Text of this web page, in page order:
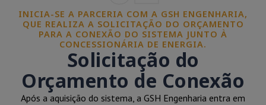
INICIA-SE A PARCERIA COM A GSH ENGENHARIA,
QUE REALIZA A SOLICITAÇÃO DO ORÇAMENTO
PARA A CONEXÃO DO SISTEMA JUNTO À
CONCESSIONÁRIA DE ENERGIA.
Solicitação do
Orçamento de Conexão
Após a aquisição do sistema, a GSH Engenharia entra em